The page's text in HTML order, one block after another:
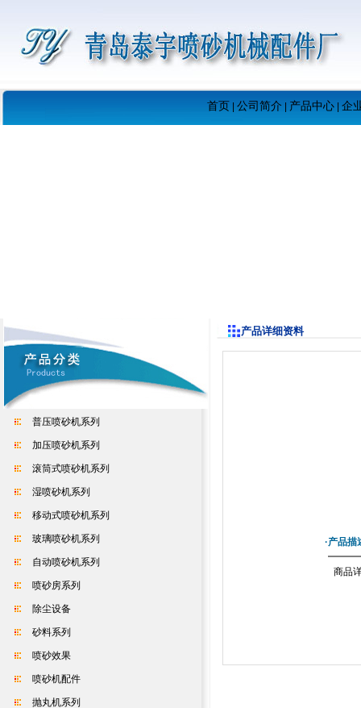
首页 公司简介 产品中心| 企
普压喷砂机系列
加压喷砂机系列
滚筒式喷砂机系列
湿喷砂机系列
移动式喷砂机系列
玻璃喷砂机系列
自动喷砂机系列
喷砂房系列
除尘设备
砂料系列
喷砂效果
喷砂机配件
抛丸机系列
产品详细资料
·产品描
商品